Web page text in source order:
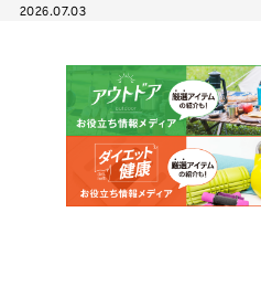
インタビュー
イ
2026.07.03